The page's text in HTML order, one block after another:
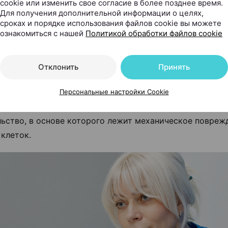
разнообразии методик остается ли липосакция
Или это уже «прошлый век»?
— самый старый способ, но и на сегодняшний
актуален и эффективен. Появились разные
это и лазерная, и ультразвуковая, и
Но суть не меняется: это в любом случае
в основе которого лежит механическое
cookie или изменить свое согласие в более позднее время.
Для получения дополнительной информации о целях,
сроках и порядке использования файлов cookie вы можете
ознакомиться с нашей Политикой обработки файлов cookie
Отклонить Принять
Персональные настройки Cookie